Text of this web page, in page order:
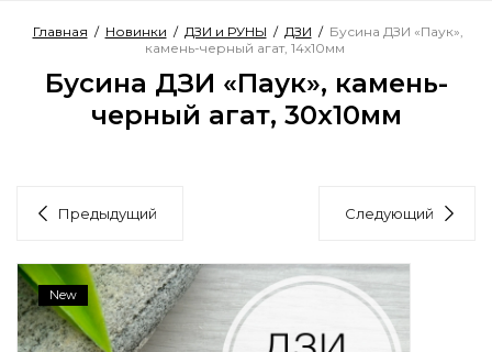
Главная / Новинки / ДЗИ и РУНЫ / ДЗИ / Бусина ДЗИ «Паук»,
камень-черный агат, 14х10мм
Бусина ДЗИ «Паук», камень-
черный агат, 30х10мм
Предыдущий Следующий
New